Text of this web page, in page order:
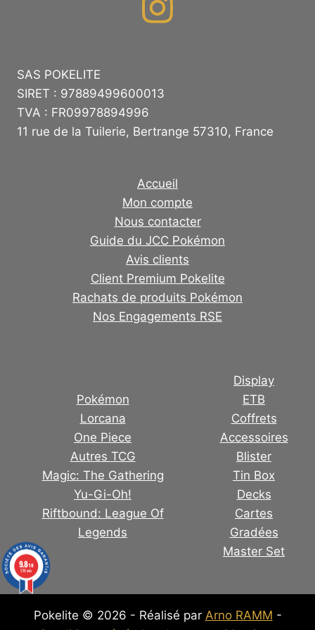
SAS POKELITE
SIRET : 97889499600013
TVA : FR09978894996
11 rue de la Tuilerie, Bertrange 57310, France
Accueil
Mon compte
Nous contacter
Guide du JCC Pokémon
Avis clients
Client Premium Pokelite
Rachats de produits Pokémon
Nos Engagements RSE
Pokémon
Lorcana
One Piece
Autres TCG
Magic: The Gathering
Yu-Gi-Oh!
Riftbound: League Of
Legends
Display
ETB
Coffrets
Accessoires
Blister
Tin Box
Decks
Cartes
Gradées
Master Set
Pokelite © 2026 - Réalisé par Arno RAMM -
9.8/10
316 avis